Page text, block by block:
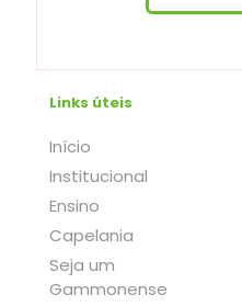
Links úteis
Início
Institucional
Ensino
Capelania
Seja um
Gammonense